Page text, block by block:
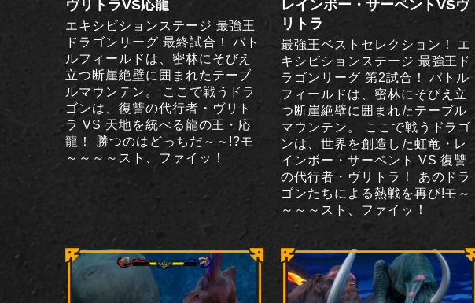
ヴリトラVS応龍
エキシビションステージ 最強王
ドラゴンリーグ 最終試合！ バト
ルフィールドは、密林にそびえ
立つ断崖絶壁に囲まれたテーブ
ルマウンテン。 ここで戦うドラ
ゴンは、復讐の代行者・ヴリト
ラ VS 天地を統べる龍の王・応
龍！ 勝つのはどっちだ～～!?モ
～～～～スト、ファイッ！
レインボー・サーペントVSヴ
リトラ
最強王ベストセレクション！ エ
キシビションステージ 最強王ド
ラゴンリーグ 第2試合！ バトル
フィールドは、密林にそびえ立
つ断崖絶壁に囲まれたテーブル
マウンテン。 ここで戦うドラゴ
ンは、世界を創造した虹竜・レ
インボー・サーペント VS 復讐
の代行者・ヴリトラ！ あのドラ
ゴンたちによる熱戦を再び!モ～
～～～スト、ファイッ！